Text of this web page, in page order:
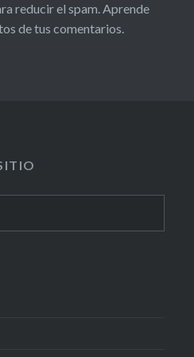
reducir el spam.Aprende
de tus comentarios.